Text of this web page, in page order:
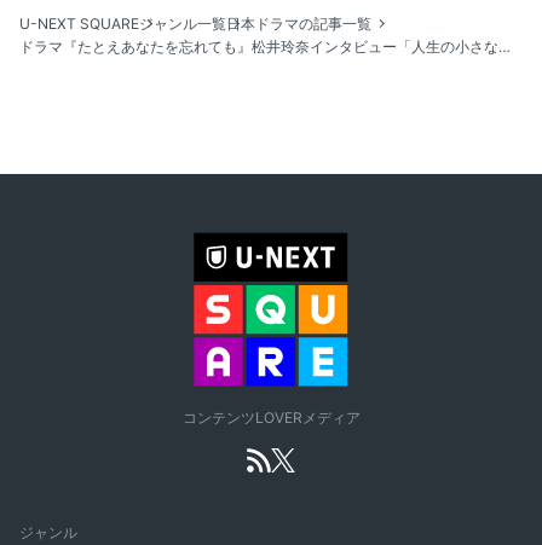
U-NEXT SQUAREジャンル一覧日本ドラマの記事一覧
ドラマ『たとえあなたを忘れても』松井玲奈インタビュー「人生の小さなハードルを乗り越えていく物語」
コンテンツLOVERメディア
ジャンル